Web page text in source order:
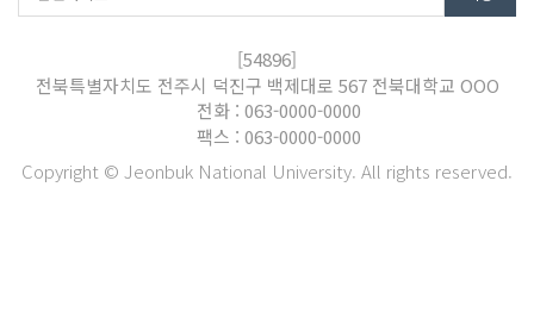
[54896]
전북특별자치도 전주시 덕진구 백제대로 567 전북대학교 OOO
전화 : 063-0000-0000
팩스 : 063-0000-0000
Copyright © Jeonbuk National University. All rights reserved.